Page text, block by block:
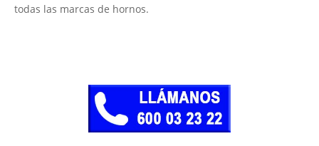
todas las marcas de hornos.